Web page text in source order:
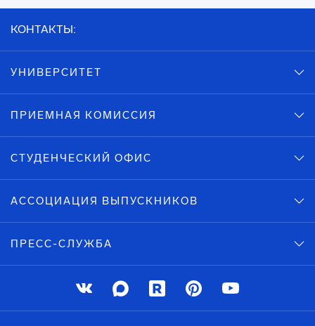
КОНТАКТЫ:
УНИВЕРСИТЕТ
ПРИЕМНАЯ КОМИССИЯ
СТУДЕНЧЕСКИЙ ОФИС
АССОЦИАЦИЯ ВЫПУСКНИКОВ
ПРЕСС-СЛУЖБА